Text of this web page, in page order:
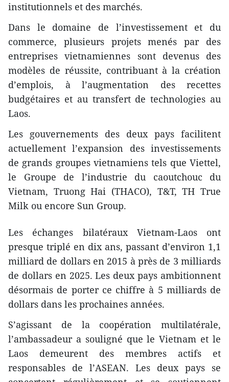
institutionnels et des marchés.
Dans le domaine de l’investissement et du
commerce, plusieurs projets menés par des
entreprises vietnamiennes sont devenus des
modèles de réussite, contribuant à la création
d’emplois, à l’augmentation des recettes
budgétaires et au transfert de technologies au
Laos.
Les gouvernements des deux pays facilitent
actuellement l’expansion des investissements
de grands groupes vietnamiens tels que Viettel,
le Groupe de l’industrie du caoutchouc du
Vietnam, Truong Hai (THACO), T&T, TH True
Milk ou encore Sun Group.
Les échanges bilatéraux Vietnam-Laos ont
presque triplé en dix ans, passant d’environ 1,1
milliard de dollars en 2015 à près de 3 milliards
de dollars en 2025. Les deux pays ambitionnent
désormais de porter ce chiffre à 5 milliards de
dollars dans les prochaines années.
S’agissant de la coopération multilatérale,
l’ambassadeur a souligné que le Vietnam et le
Laos demeurent des membres actifs et
responsables de l’ASEAN. Les deux pays se